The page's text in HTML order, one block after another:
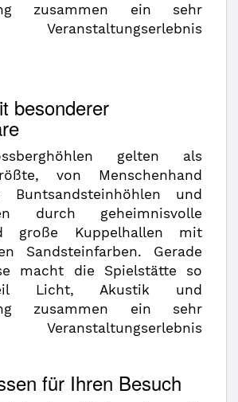
zusammen ein sehr
Veranstaltungserlebnis
besonderer
gelten als
von Menschenhand
Buntsandsteinhöhlen und
durch geheimnisvolle
große Kuppelhallen mit
Sandsteinfarben. Gerade
macht die Spielstätte so
Licht, Akustik und
zusammen ein sehr
Veranstaltungserlebnis
für Ihren Besuch